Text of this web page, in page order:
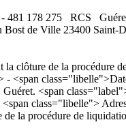
481 178 275 RCS Guéret.
Bost de Ville 23400 Saint-
la clôture de la procédure
<span
<span
<span class="libelle">
de la procédure de